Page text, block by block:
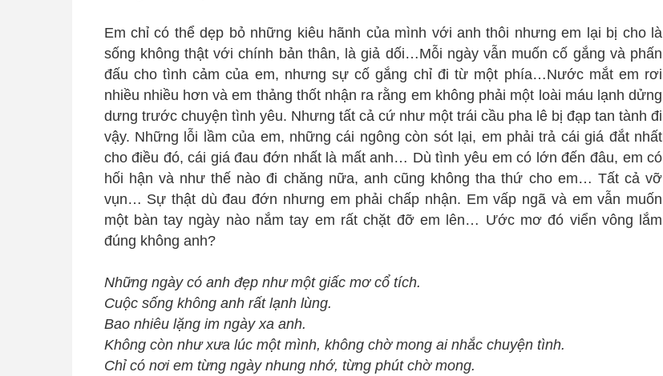
Em chỉ có thể dẹp bỏ những kiêu hãnh của mình với anh thôi nhưng em lại bị cho là
sống không thật với chính bản thân, là giả dối…Mỗi ngày vẫn muốn cố gắng và phấn
đấu cho tình cảm của em, nhưng sự cố gắng chỉ đi từ một phía…Nước mắt em rơi
nhiều nhiều hơn và em thảng thốt nhận ra rằng em không phải một loài máu lạnh dửng
dưng trước chuyện tình yêu. Nhưng tất cả cứ như một trái cầu pha lê bị đạp tan tành đi
vậy. Những lỗi lầm của em, những cái ngông còn sót lại, em phải trả cái giá đắt nhất
cho điều đó, cái giá đau đớn nhất là mất anh… Dù tình yêu em có lớn đến đâu, em có
hối hận và như thế nào đi chăng nữa, anh cũng không tha thứ cho em… Tất cả vỡ
vụn… Sự thật dù đau đớn nhưng em phải chấp nhận. Em vấp ngã và em vẫn muốn
một bàn tay ngày nào nắm tay em rất chặt đỡ em lên… Ước mơ đó viển vông lắm
đúng không anh?
Những ngày có anh đẹp như một giấc mơ cổ tích.
Cuộc sống không anh rất lạnh lùng.
Bao nhiêu lặng im ngày xa anh.
Không còn như xưa lúc một mình, không chờ mong ai nhắc chuyện tình.
Chỉ có nơi em từng ngày nhung nhớ, từng phút chờ mong.